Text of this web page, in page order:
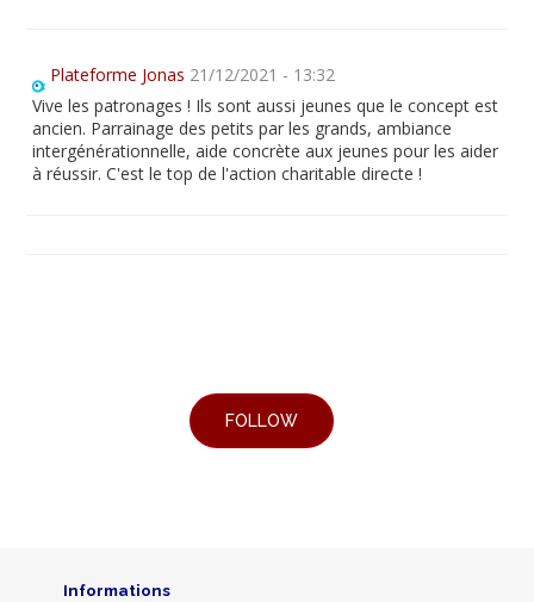
Plateforme Jonas 21/12/2021 - 13:32
Vive les patronages ! Ils sont aussi jeunes que le concept est
ancien. Parrainage des petits par les grands, ambiance
intergénérationnelle, aide concrète aux jeunes pour les aider
à réussir. C'est le top de l'action charitable directe !
Informations